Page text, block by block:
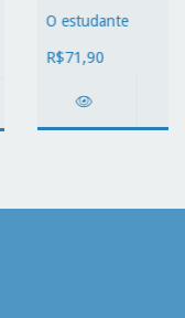
O estudante
R$71,90